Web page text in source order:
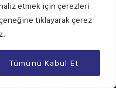
etmek için çerezleri
tıklayarak çerez
Tümünü Kabul Et
Sistemleri San. Tic. Ltd.